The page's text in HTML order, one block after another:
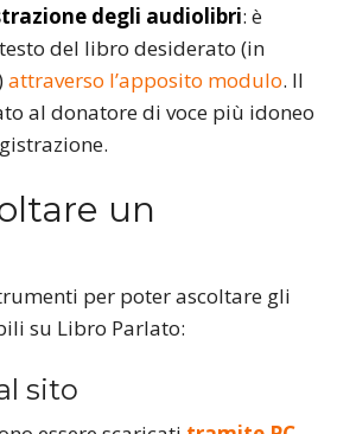
degli audiolibri: è
del libro desiderato (in
attraverso l’apposito modulo. Il
al donatore di voce più idoneo
un
per poter ascoltare gli
su Libro Parlato:
sito